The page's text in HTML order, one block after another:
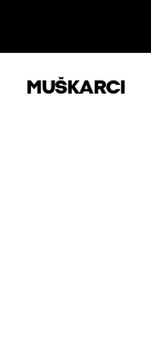
MUŠKARCI